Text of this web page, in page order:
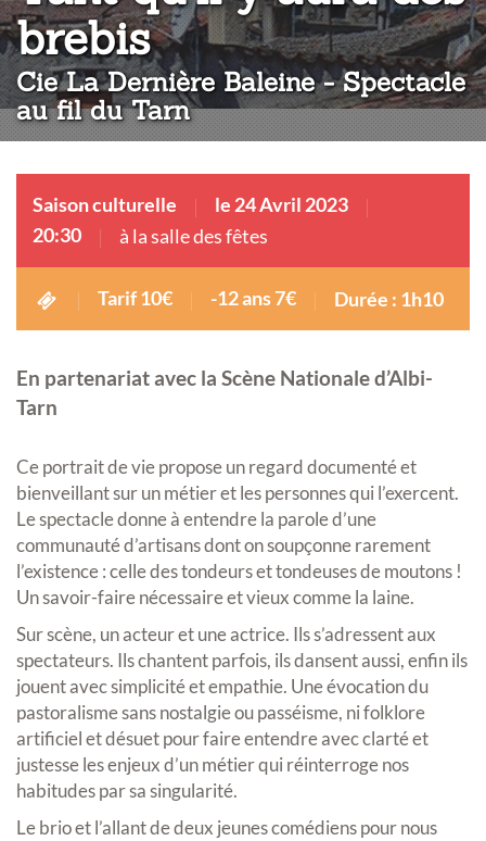
brebis:
Cie La Dernière Baleine - Spectacle
au fil du Tarn
Saison culturelle
le 24 Avril 2023
20:30
à la salle des fêtes
Tarif 10€ -12 ans 7€ Durée : 1h10
En partenariat avec la Scène Nationale d’Albi-
Tarn
Ce portrait de vie propose un regard documenté et
bienveillant sur un métier et les personnes qui l’exercent.
Le spectacle donne à entendre la parole d’une
communauté d’artisans dont on soupçonne rarement
l’existence : celle des tondeurs et tondeuses de moutons !
Un savoir-faire nécessaire et vieux comme la laine.
Sur scène, un acteur et une actrice. Ils s’adressent aux
spectateurs. Ils chantent parfois, ils dansent aussi, enfin ils
jouent avec simplicité et empathie. Une évocation du
pastoralisme sans nostalgie ou passéisme, ni folklore
artificiel et désuet pour faire entendre avec clarté et
justesse les enjeux d’un métier qui réinterroge nos
habitudes par sa singularité.
Le brio et l’allant de deux jeunes comédiens pour nous